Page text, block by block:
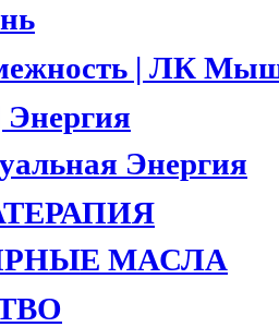
| ЛК
Энергия
МАСЛА